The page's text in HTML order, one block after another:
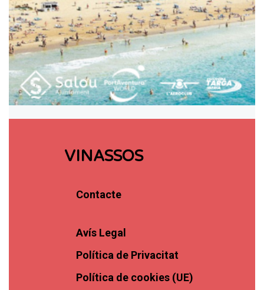
VINASSOS
Contacte
Avís Legal
Política de Privacitat
Política de cookies (UE)